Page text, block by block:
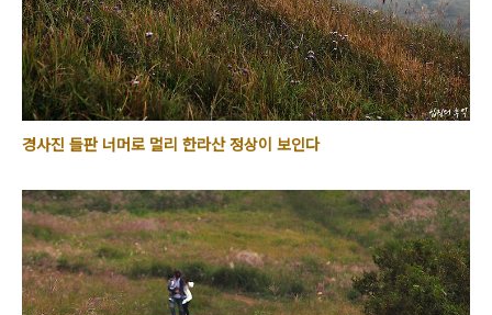
경사진 들판 너머로 멀리 한라산 정상이 보인다